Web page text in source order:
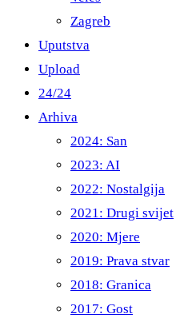
Zagreb
Uputstva
Upload
24/24
Arhiva
2024: San
2023: AI
2022: Nostalgija
2021: Drugi svijet
2020: Mjere
2019: Prava stvar
2018: Granica
2017: Gost